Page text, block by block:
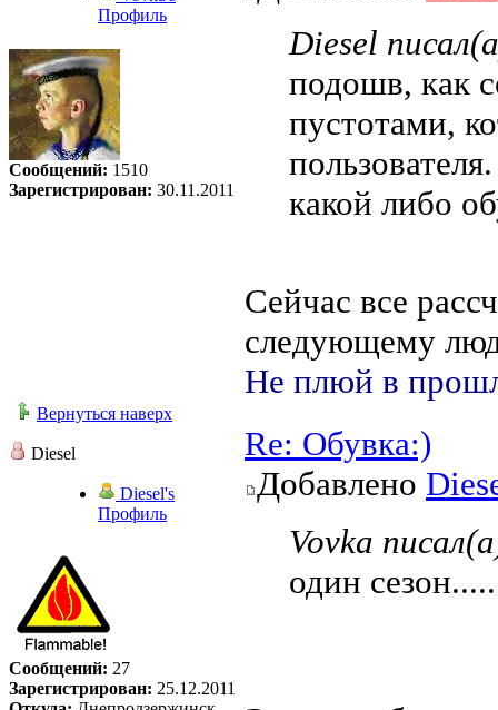
Профиль
Сообщений: 1510
Зарегистрирован: 30.11.2011
Diesel
подошв, как
пустотами,
какой либо
Сейчас все
следующему
Не плюй в
Вернуться наверх
Diesel
Diesel's
Профиль
Сообщений: 27
Зарегистрирован: 25.12.2011
Re: Обувка:)
Добавлено
Vovka
один сезон.....